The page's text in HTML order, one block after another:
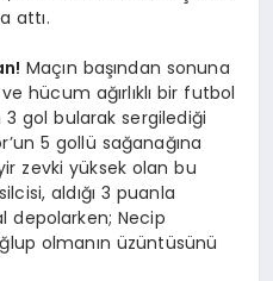
attı.
Maçın başından sonuna
hücum ağırlıklı bir futbol
3 gol bularak sergilediği
5 gollü sağanağına
zevki yüksek olan bu
aldığı 3 puanla
depolarken; Necip
olmanın üzüntüsünü